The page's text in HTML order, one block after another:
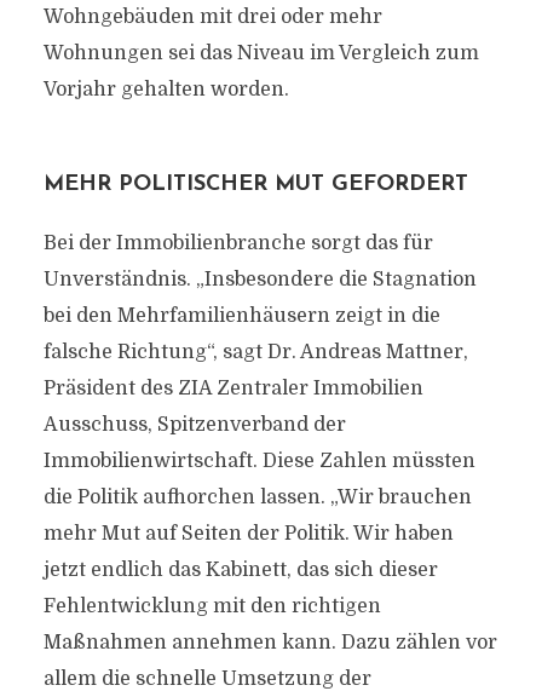
Wohngebäuden mit drei oder mehr
Wohnungen sei das Niveau im Vergleich zum
Vorjahr gehalten worden.
MEHR POLITISCHER MUT GEFORDERT
Bei der Immobilienbranche sorgt das für
Unverständnis. „Insbesondere die Stagnation
bei den Mehrfamilienhäusern zeigt in die
falsche Richtung“, sagt Dr. Andreas Mattner,
Präsident des ZIA Zentraler Immobilien
Ausschuss, Spitzenverband der
Immobilienwirtschaft. Diese Zahlen müssten
die Politik aufhorchen lassen. „Wir brauchen
mehr Mut auf Seiten der Politik. Wir haben
jetzt endlich das Kabinett, das sich dieser
Fehlentwicklung mit den richtigen
Maßnahmen annehmen kann. Dazu zählen vor
allem die schnelle Umsetzung der